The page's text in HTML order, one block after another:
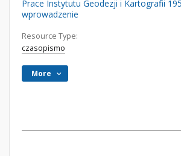
Prace Instytutu Geodezji i Kartografii
wprowadzenie
Resource Type:
czasopismo
More